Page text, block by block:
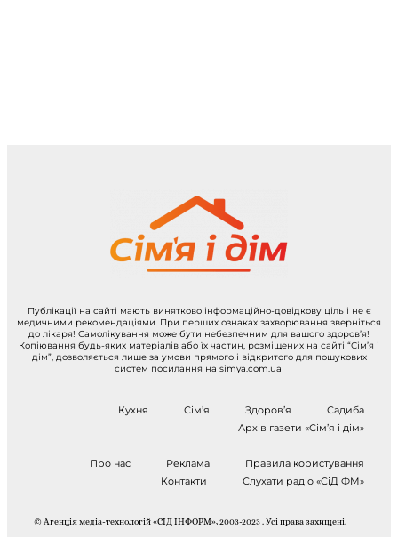
Публікації на сайті мають винятково інформаційно-довідкову ціль і не є
медичними рекомендаціями. При перших ознаках захворювання зверніться
до лікаря! Самолікування може бути небезпечним для вашого здоров’я!
Копіювання будь-яких матеріалів або їх частин, розміщених на сайті “Сім’я і
дім”, дозволяється лише за умови прямого і відкритого для пошукових
систем посилання на simya.com.ua
Кухня Сім’я Здоров’я
Садиба
Архів газети «Сім’я і дім»
Про нас Реклама
Правила користування
Контакти
Слухати радіо «СіД ФМ»
© Агенція медіа-технологій «СІД ІНФОРМ», 2003-2023 . Усі права захищені.